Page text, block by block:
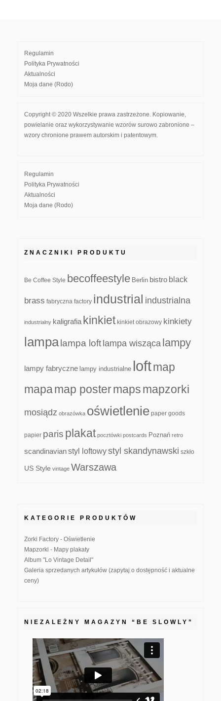
Regulamin
Polityka Prywatności
Aktualności
Moja dane (Rodo)
Copyright © 2020 Wszelkie prawa zastrzeżone. Kopiowanie,
powielanie oraz wykorzystywanie wzorów surowo zabronione –
wzory chronione prawem autorskim i patentowym.
Regulamin
Polityka Prywatności
Aktualności
Moja dane (Rodo)
ZNACZNIKI PRODUKTU
Be Coffee Style becoffeestyle Berlin bistro black
brass fabryczna factory industrial industrialna
industrialny kaligrafia kinkiet kinkiet obrazowy kinkiety
lampa lampa loft lampa wisząca lampy
lampy fabryczne lampy industrialne loftmap
mapamap postermapsmapzorki
mosiądz obrazówka oświetlenie paper goods
papier paris plakat pocztówki postcards Poznań retro
scandinavianstyl loftowystyl skandynawski szkło
US Style vintage Warszawa
KATEGORIE PRODUKTÓW
Zorki Factory - Oświetlenie
Mapzorki - Mapy plakaty
Album "Lo Vintage Detail"
Galeria sprzedanych artykułów (zapytaj o dostępność i aktualne
ceny)
NIEZALEŻNY MAGAZYN “BE SLOWLY”